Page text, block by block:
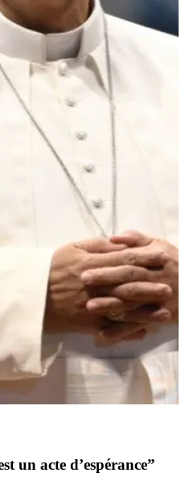
un acte d’espérance”